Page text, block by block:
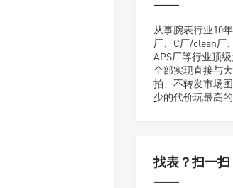
从事腕表行业10
厂、C厂/clean厂
APS厂等行业顶
全部实现直接与
拍、不转发市场
少的代价玩最高
找表？扫一扫